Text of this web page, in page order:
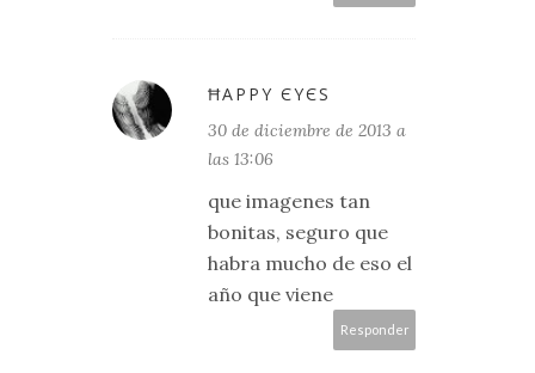
ĦΑРРY ЄYЄS
30 de diciembre de 2013 a
las 13:06
que imagenes tan
bonitas, seguro que
habra mucho de eso el
año que viene
Responder